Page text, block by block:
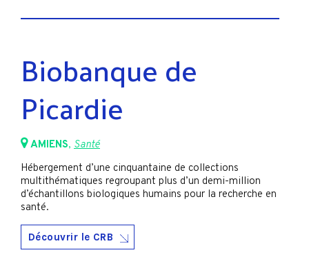
Biobanque de
Picardie
AMIENS, Santé
Hébergement d’une cinquantaine de collections
multithématiques regroupant plus d’un demi-million
d’échantillons biologiques humains pour la recherche en
santé.
Découvrir le CRB